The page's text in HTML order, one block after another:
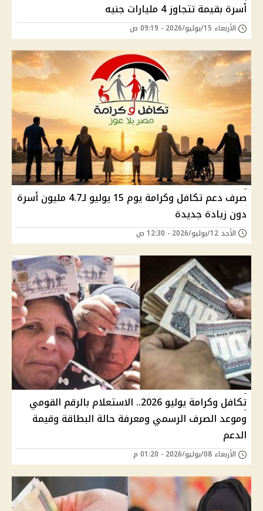
أسرة بقيمة تتجاوز 4 مليارات جنيه
الأربعاء 15/يوليو/2026 - 09:19 ص
صرف دعم تكافل وكرامة يوم 15 يوليو لـ4.7 مليون أسرة
دون زيادة جديدة
الأحد 12/يوليو/2026 - 12:30 ص
تكافل وكرامة يوليو 2026.. الاستعلام بالرقم القومي
وموعد الصرف الرسمي ومعرفة حالة البطاقة وقيمة
الدعم
الأربعاء 08/يوليو/2026 - 01:20 م